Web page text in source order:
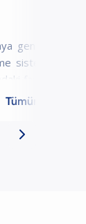
genelinde en
sistemidir ve
fark oldukça
güvenlik
Tümünü Oku
